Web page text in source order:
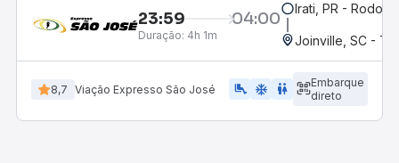
23:59 04:00
Duração: 4h 1m
Irati, PR -
Joinville, SC -
8,7 Viação Expresso São José airline_seat_legroom_extra ac_unit wc
Embarque
direto